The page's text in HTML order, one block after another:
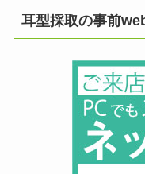
耳型採取の事前